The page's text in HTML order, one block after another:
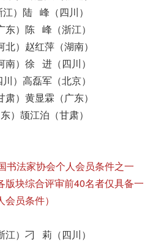
）陆 峰（四川）
东）陈 峰（浙江）
）赵红萍（湖南）
南）徐 进（四川）
）高磊军（北京）
）黄显霖（广东）
颉江泊（甘肃）
书法家协会个人会员条件之一
版块综合评审前40名者仅具备一
员条件）
江）刁 莉（四川）